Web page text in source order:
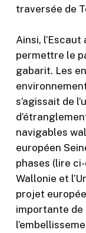
traversée de
Ainsi,
permettre le
gabarit. Les
s’agissait de
navigables
européen
phases (lire
Wallonie et
projet
importante de